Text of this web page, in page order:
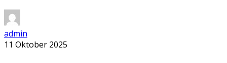
admin
11 Oktober 2025